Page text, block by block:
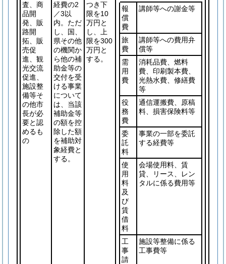
査、商
品開
発、販
路開
拓、販
売促
進、観
光交流
促進、
施設整
備等そ
の他市
長が必
要と認
めるも
の
経費の2
／3以
内。ただ
し、国、
県その他
の機関か
ら他の補
助金等の
交付を受
ける事業
について
は、当該
補助金等
の額を控
除した額
を補助対
象経費と
する。
つき下
限を10
万円と
し、上
限を300
万円と
する。
報
償
費
講師等への謝金等
旅
費
講師等への費用弁
償等
需
用
費
消耗品費、燃料
費、印刷製本費、
光熱水費、修繕費
等
役
務
費
通信運搬費、原稿
料、損害保険料等
委
託
料
事業の一部を委託
する経費等
使
用
料
及
び
賃
借
料
会場使用料、賃
貸、リース、レン
タルに係る費用等
工
事
請
施設等整備に係る
工事費等